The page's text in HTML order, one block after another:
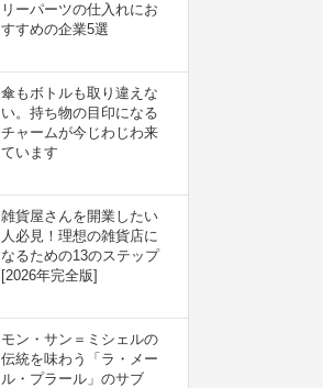
リーパーツの仕入れにお
すすめの企業5選
傘もボトルも取り違えな
い。持ち物の目印になる
チャームが今じわじわ来
ています
雑貨屋さんを開業したい
人必見！理想の雑貨店に
なるための13のステップ
[2026年完全版]
モン・サン＝ミシェルの
伝統を味わう「ラ・メー
ル・プラール」のサブ